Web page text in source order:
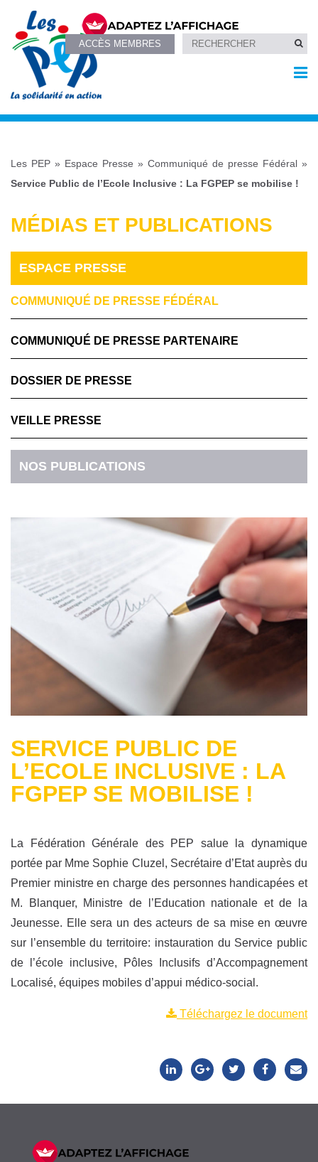
ACCÈS MEMBRES
Les PEP » Espace Presse » Communiqué de presse Fédéral »
Service Public de l’Ecole Inclusive : La FGPEP se mobilise !
MÉDIAS ET PUBLICATIONS
ESPACE PRESSE
COMMUNIQUÉ DE PRESSE FÉDÉRAL
COMMUNIQUÉ DE PRESSE PARTENAIRE
DOSSIER DE PRESSE
VEILLE PRESSE
NOS PUBLICATIONS
SERVICE PUBLIC DE
L’ECOLE INCLUSIVE : LA
FGPEP SE MOBILISE !
La Fédération Générale des PEP salue la dynamique
portée par Mme Sophie Cluzel, Secrétaire d’Etat auprès du
Premier ministre en charge des personnes handicapées et
M. Blanquer, Ministre de l’Education nationale et de la
Jeunesse. Elle sera un des acteurs de sa mise en œuvre
sur l’ensemble du territoire: instauration du Service public
de l’école inclusive, Pôles Inclusifs d’Accompagnement
Localisé, équipes mobiles d’appui médico-social.
Téléchargez le document